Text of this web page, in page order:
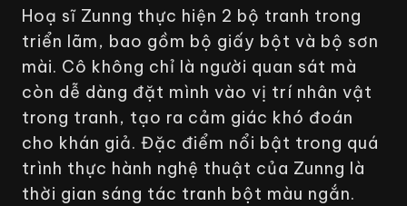
Hoạ sĩ Zunng thực hiện 2 bộ tranh trong
triển lãm, bao gồm bộ giấy bột và bộ sơn
mài. Cô không chỉ là người quan sát mà
còn dễ dàng đặt mình vào vị trí nhân vật
trong tranh, tạo ra cảm giác khó đoán
cho khán giả. Đặc điểm nổi bật trong quá
trình thực hành nghệ thuật của Zunng là
thời gian sáng tác tranh bột màu ngắn.